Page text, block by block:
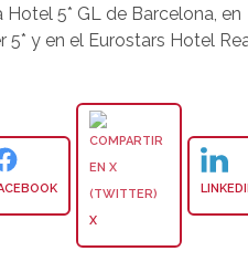
Hotel 5* GL de Barcelona, en
5* y en el Eurostars Hotel
X